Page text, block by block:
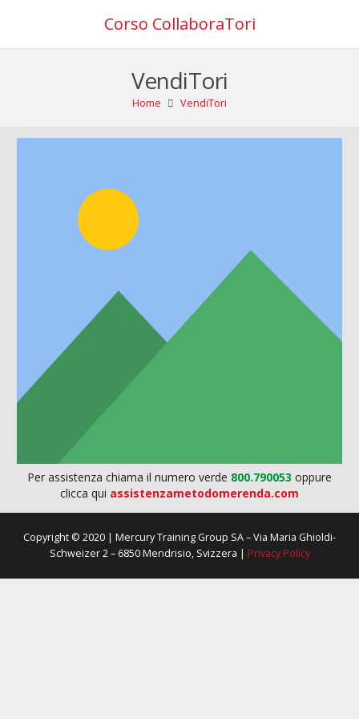
Corso CollaboraTori
VendiTori
Home VendiTori
Per assistenza chiama il numero verde 800.790053 oppure
clicca qui assistenzametodomerenda.com
Copyright © 2020 | Mercury Training Group SA – Via Maria Ghioldi-
Schweizer 2 – 6850 Mendrisio, Svizzera | Privacy Policy